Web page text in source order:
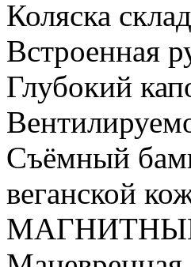
Коляска
Встроенная
Глубокий
Съёмный
веганской
МАГНИТНЫЙ